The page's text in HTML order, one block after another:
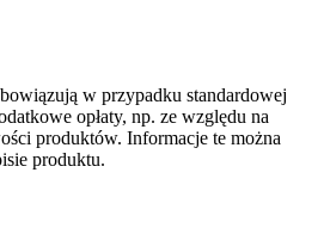
w przypadku standardowej
opłaty, np. ze względu na
produktów. Informacje te można
produktu.